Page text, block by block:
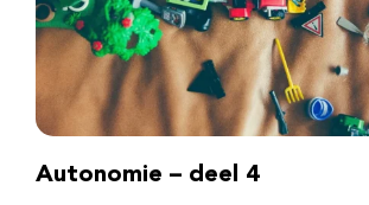
Autonomie – deel 4